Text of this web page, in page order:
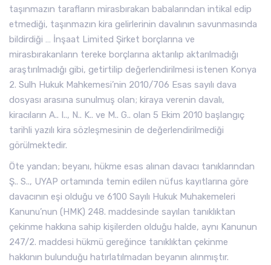
taşınmazın tarafların mirasbırakan babalarından intikal edip
etmediği, taşınmazın kira gelirlerinin davalının savunmasında
bildirdiği … İnşaat Limited Şirket borçlarına ve
mirasbırakanların tereke borçlarına aktarılıp aktarılmadığı
araştırılmadığı gibi, getirtilip değerlendirilmesi istenen Konya
2. Sulh Hukuk Mahkemesi’nin 2010/706 Esas sayılı dava
dosyası arasına sunulmuş olan; kiraya verenin davalı,
kiracıların A.. I.., N.. K.. ve M.. G.. olan 5 Ekim 2010 başlangıç
tarihli yazılı kira sözleşmesinin de değerlendirilmediği
görülmektedir.
Öte yandan; beyanı, hükme esas alınan davacı tanıklarından
Ş.. S.., UYAP ortamında temin edilen nüfus kayıtlarına göre
davacının eşi olduğu ve 6100 Sayılı Hukuk Muhakemeleri
Kanunu’nun (HMK) 248. maddesinde sayılan tanıklıktan
çekinme hakkına sahip kişilerden olduğu halde, aynı Kanunun
247/2. maddesi hükmü gereğince tanıklıktan çekinme
hakkının bulunduğu hatırlatılmadan beyanın alınmıştır.